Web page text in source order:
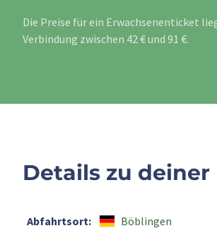
Die Preise für ein Erwachsenenticket
Verbindung zwischen 42 € und 91 €.
Details zu deiner
Abfahrtsort:
Böblingen